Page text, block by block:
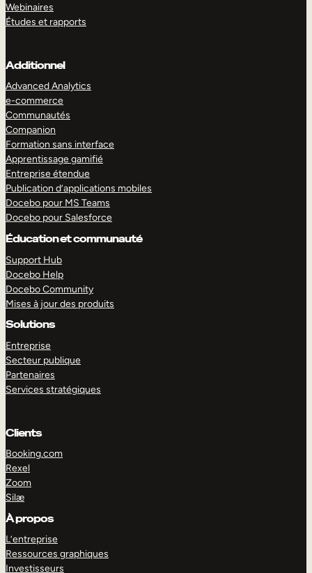
Webinaires
Études et rapports
Additionnel
Advanced Analytics
e-commerce
Communautés
Companion
Formation sans interface
Apprentissage gamifié
Entreprise étendue
Publication d’applications mobiles
Docebo pour MS Teams
Docebo pour Salesforce
Éducation et communauté
Support Hub
Docebo Help
Docebo Community
Mises à jour des produits
Solutions
Entreprise
Secteur publique
Partenaires
Services stratégiques
Clients
Booking.com
Rexel
Zoom
Silæ
À propos
L’entreprise
Ressources graphiques
Investisseurs